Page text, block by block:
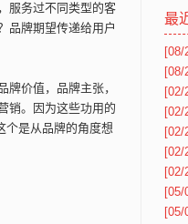
服务过不同类型的客
品牌期望传递给用户
价值，品牌主张，
销。因为这些功用的
个是从品牌的角度想
最
[08/
[08/
[02/
[02/
[02/
[02/
[02/
[05/
[05/